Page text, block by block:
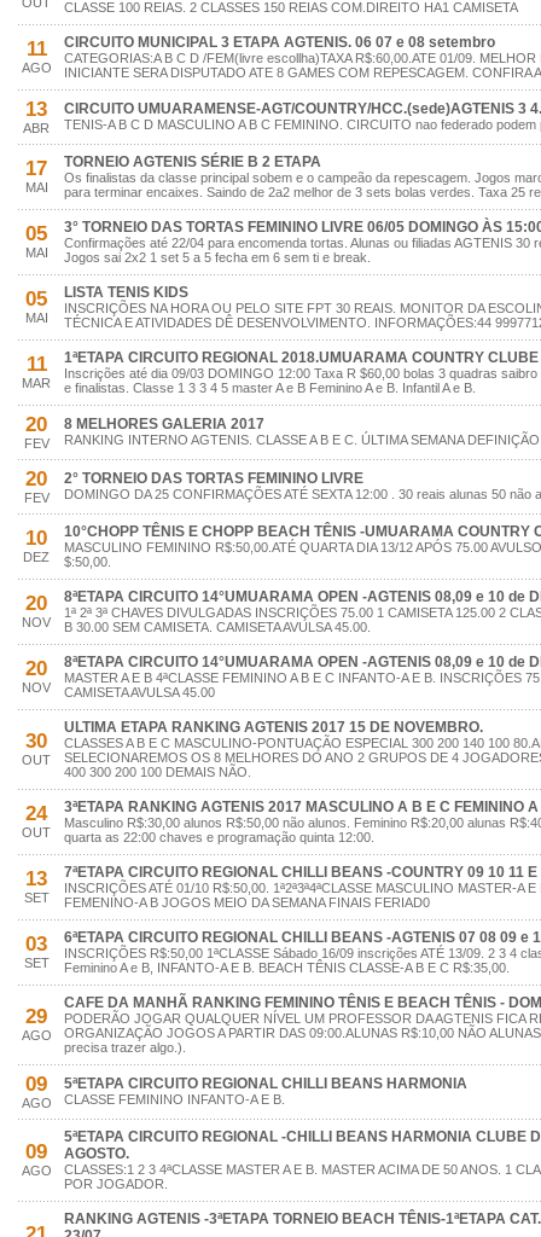
CLASSE 100 REIAS. 2 CLASSES 150 REIAS COM.DIREITO HA1 CAMISETA
11
AGO
CIRCUITO MUNICIPAL 3 ETAPA AGTENIS. 06 07 e 08 setembro
CATEGORIAS:A B C D /FEM(livre escollha)TAXA R$:60,00.ATE 01/09. MELHOR
INICIANTE SERA DISPUTADO ATE 8 GAMES COM REPESCAGEM. CONFIRA
13
ABR
CIRCUITO UMUARAMENSE-AGT/COUNTRY/HCC.(sede)AGTENIS 3
TENIS-A B C D MASCULINO A B C FEMININO. CIRCUITO nao federado
17
MAI
TORNEIO AGTENIS SÉRIE B 2 ETAPA
Os finalistas da classe principal sobem e o campeão da repescagem. Jogos
para terminar encaixes. Saindo de 2a2 melhor de 3 sets bolas verdes. Taxa 25
05
MAI
3° TORNEIO DAS TORTAS FEMININO LIVRE 06/05 DOMINGO ÀS
Confirmações até 22/04 para encomenda tortas. Alunas ou filiadas AGTENIS 30
Jogos sai 2x2 1 set 5 a 5 fecha em 6 sem ti e break.
05
MAI
LISTA TENIS KIDS
INSCRIÇÕES NA HORA OU PELO SITE FPT 30 REAIS. MONITOR DA
TÉCNICA E ATIVIDADES DÊ DESENVOLVIMENTO. INFORMAÇÕES:44
11
MAR
1ªETAPA CIRCUITO REGIONAL 2018.UMUARAMA COUNTRY
Inscrições até dia 09/03 DOMINGO 12:00 Taxa R $60,00 bolas 3 quadras
e finalistas. Classe 1 3 3 4 5 master A e B Feminino A e B. Infantil A e B.
20
FEV
8 MELHORES GALERIA 2017
RANKING INTERNO AGTENIS. CLASSE A B E C. ÚLTIMA SEMANA
20
FEV
2° TORNEIO DAS TORTAS FEMININO LIVRE
DOMINGO DA 25 CONFIRMAÇÕES ATÉ SEXTA 12:00 . 30 reais alunas 50 não
10
DEZ
10°CHOPP TÊNIS E CHOPP BEACH TÊNIS -UMUARAMA COUNTRY
MASCULINO FEMININO R$:50,00.ATÉ QUARTA DIA 13/12 APÓS 75.00
$:50,00.
20
NOV
8ªETAPA CIRCUITO 14°UMUARAMA OPEN -AGTENIS 08,09 e 10 de
1ª 2ª 3ª CHAVES DIVULGADAS INSCRIÇÕES 75.00 1 CAMISETA 125.00 2
B 30.00 SEM CAMISETA. CAMISETA AVULSA 45.00.
20
NOV
8ªETAPA CIRCUITO 14°UMUARAMA OPEN -AGTENIS 08,09 e 10 de
MASTER A E B 4ªCLASSE FEMININO A B E C INFANTO-A E B. INSCRIÇÕES
CAMISETA AVULSA 45.00
30
OUT
ULTIMA ETAPA RANKING AGTENIS 2017 15 DE NOVEMBRO.
CLASSES A B E C MASCULINO-PONTUAÇÃO ESPECIAL 300 200 140 100
SELECIONAREMOS OS 8 MELHORES DO ANO 2 GRUPOS DE 4
400 300 200 100 DEMAIS NÃO.
24
OUT
3ªETAPA RANKING AGTENIS 2017 MASCULINO A B E C FEMININO
Masculino R$:30,00 alunos R$:50,00 não alunos. Feminino R$:20,00 alunas
quarta as 22:00 chaves e programação quinta 12:00.
13
SET
7ªETAPA CIRCUITO REGIONAL CHILLI BEANS -COUNTRY 09 10 11 E
INSCRIÇÕES ATÉ 01/10 R$:50,00. 1ª2ª3ª4ªCLASSE MASCULINO MASTER-A
FEMENINO-A B JOGOS MEIO DA SEMANA FINAIS FERIAD0
03
SET
6ªETAPA CIRCUITO REGIONAL CHILLI BEANS -AGTENIS 07 08 09 e
INSCRIÇÕES R$:50,00 1ªCLASSE Sábado 16/09 inscrições ATÉ 13/09. 2 3 4
Feminino A e B, INFANTO-A E B. BEACH TÊNIS CLASSE-A B E C R$:35,00.
29
AGO
CAFE DA MANHÃ RANKING FEMININO TÊNIS E BEACH TÊNIS -
PODERÃO JOGAR QUALQUER NÍVEL UM PROFESSOR DA AGTENIS FICA
ORGANIZAÇÃO JOGOS A PARTIR DAS 09:00.ALUNAS R$:10,00 NÃO
precisa trazer algo.).
09
AGO
5ªETAPA CIRCUITO REGIONAL CHILLI BEANS HARMONIA
CLASSE FEMININO INFANTO-A E B.
09
AGO
5ªETAPA CIRCUITO REGIONAL -CHILLI BEANS HARMONIA CLUBE
AGOSTO.
CLASSES:1 2 3 4ªCLASSE MASTER A E B. MASTER ACIMA DE 50 ANOS. 1
POR JOGADOR.
RANKING AGTENIS -3ªETAPA TORNEIO BEACH TÊNIS-1ªETAPA